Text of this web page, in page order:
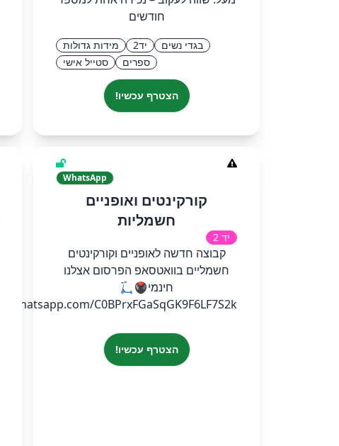
חודשים
בגדי נשים יד2
מידות גדולות
ספרים
סטייל אישי
הצטרף עכשיו!
WhatsApp
קורקינטים ואופניים
חשמליות
יד 2
קבוצה חדשה לאופניים וקורקינטים
חשמליים בוואטסאפ הפרסום אצלנו
חינמי🖲🛴
C0BPrxFGaSqGK9F6LF7S2k
הצטרף עכשיו!